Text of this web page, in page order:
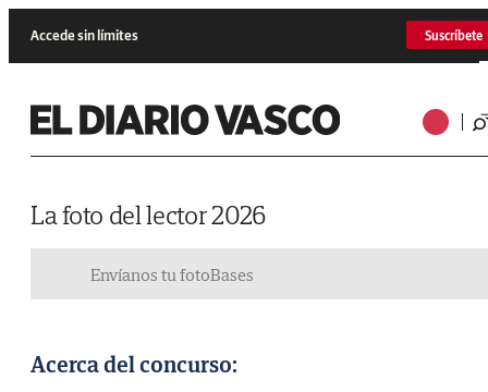
Accede sin límites Suscríbete
La foto del lector 2026
Envíanos tu fotoBases
Acerca del concurso: